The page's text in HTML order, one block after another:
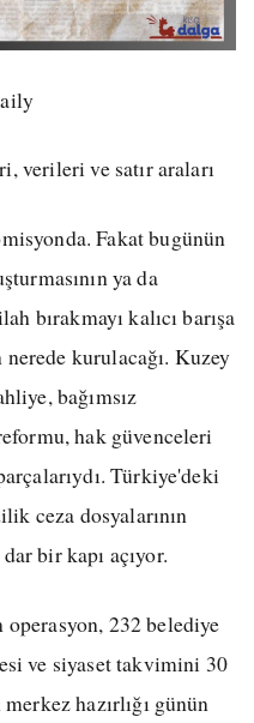
verileri ve satır araları
Fakat bugünün
ya da
bırakmayı kalıcı barışa
kurulacağı. Kuzey
bağımsız
hak güvenceleri
Türkiye'deki
ceza dosyalarının
bir kapı açıyor.
operasyon, 232 belediye
ve siyaset takvimini 30
hazırlığı günün